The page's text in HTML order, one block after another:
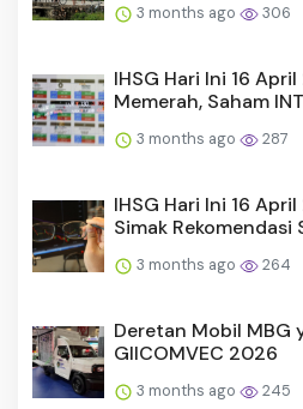
3 months ago 306
IHSG Hari Ini 16
Memerah, Saham
3 months ago 287
IHSG Hari Ini 16
Simak Rekomendasi
3 months ago 264
Deretan Mobil MBG
GIICOMVEC 2026
3 months ago 245